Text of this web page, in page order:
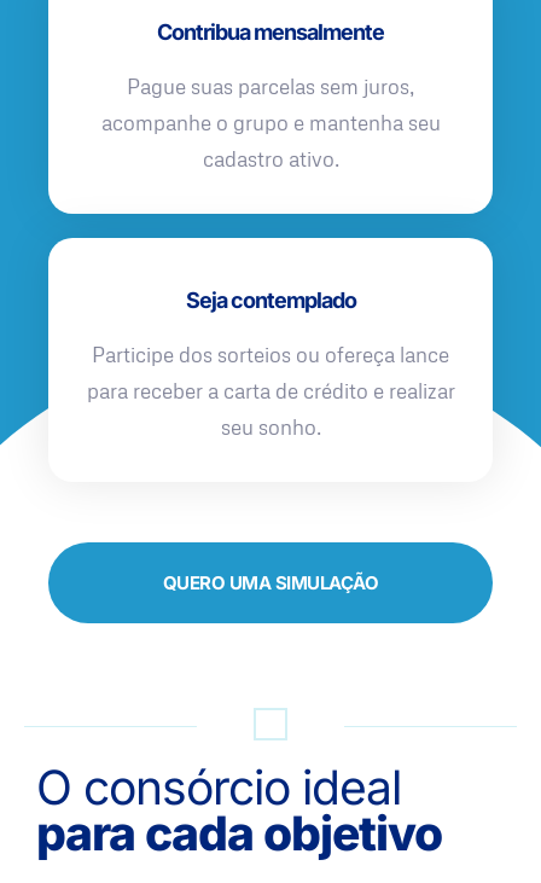
Contribua mensalmente
Pague suas parcelas sem juros,
acompanhe o grupo e mantenha seu
cadastro ativo.
Seja contemplado
Participe dos sorteios ou ofereça lance
para receber a carta de crédito e realizar
seu sonho.
QUERO UMA SIMULAÇÃO
O consórcio ideal
para cada objetivo